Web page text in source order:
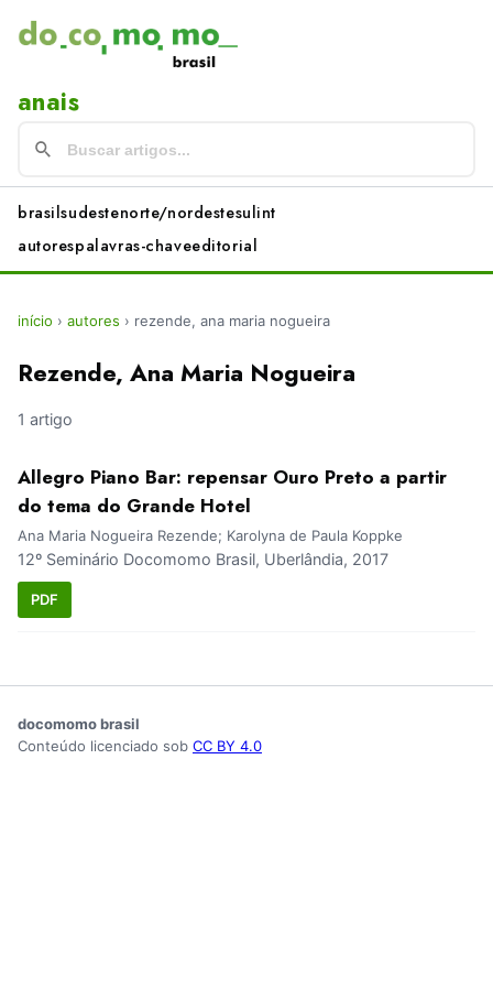
anais
brasilsudestenorte/nordestesulint
autorespalavras-chaveeditorial
início › autores › rezende, ana maria nogueira
Rezende, Ana Maria Nogueira
1 artigo
Allegro Piano Bar: repensar Ouro Preto a partir
do tema do Grande Hotel
Ana Maria Nogueira Rezende; Karolyna de Paula Koppke
12º Seminário Docomomo Brasil, Uberlândia, 2017
PDF
docomomo brasil
Conteúdo licenciado sob CC BY 4.0